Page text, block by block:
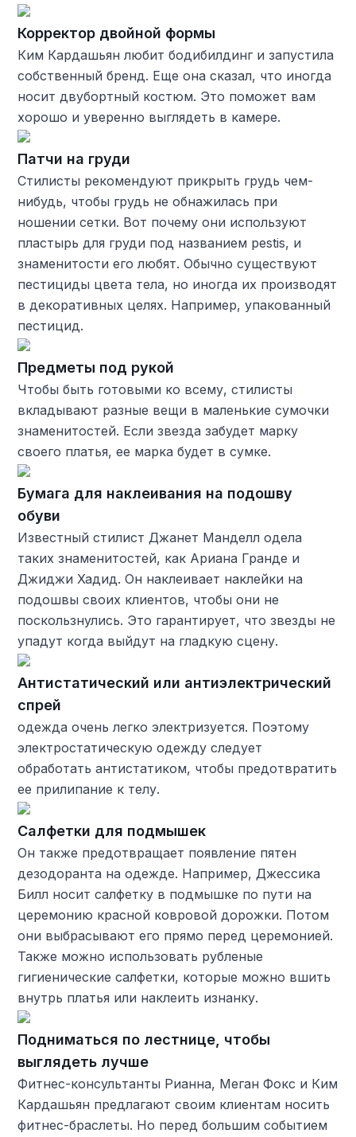
Корректор двойной формы
Ким Кардашьян любит бодибилдинг и запустила
собственный бренд. Еще она сказал, что иногда
носит двубортный костюм. Это поможет вам
хорошо и уверенно выглядеть в камере.
Патчи на груди
Стилисты рекомендуют прикрыть грудь чем-
нибудь, чтобы грудь не обнажилась при
ношении сетки. Вот почему они используют
пластырь для груди под названием pestis, и
знаменитости его любят. Обычно существуют
пестициды цвета тела, но иногда их производят
в декоративных целях. Например, упакованный
пестицид.
Предметы под рукой
Чтобы быть готовыми ко всему, стилисты
вкладывают разные вещи в маленькие сумочки
знаменитостей. Если звезда забудет марку
своего платья, ее марка будет в сумке.
Бумага для наклеивания на подошву
обуви
Известный стилист Джанет Манделл одела
таких знаменитостей, как Ариана Гранде и
Джиджи Хадид. Он наклеивает наклейки на
подошвы своих клиентов, чтобы они не
поскользнулись. Это гарантирует, что звезды не
упадут когда выйдут на гладкую сцену.
Антистатический или антиэлектрический
спрей
одежда очень легко электризуется. Поэтому
электростатическую одежду следует
обработать антистатиком, чтобы предотвратить
ее прилипание к телу.
Салфетки для подмышек
Он также предотвращает появление пятен
дезодоранта на одежде. Например, Джессика
Билл носит салфетку в подмышке по пути на
церемонию красной ковровой дорожки. Потом
они выбрасывают его прямо перед церемонией.
Также можно использовать рубленые
гигиенические салфетки, которые можно вшить
внутрь платья или наклеить изнанку.
Подниматься по лестнице, чтобы
выглядеть лучше
Фитнес-консультанты Рианна, Меган Фокс и Ким
Кардашьян предлагают своим клиентам носить
фитнес-браслеты. Но перед большим событием